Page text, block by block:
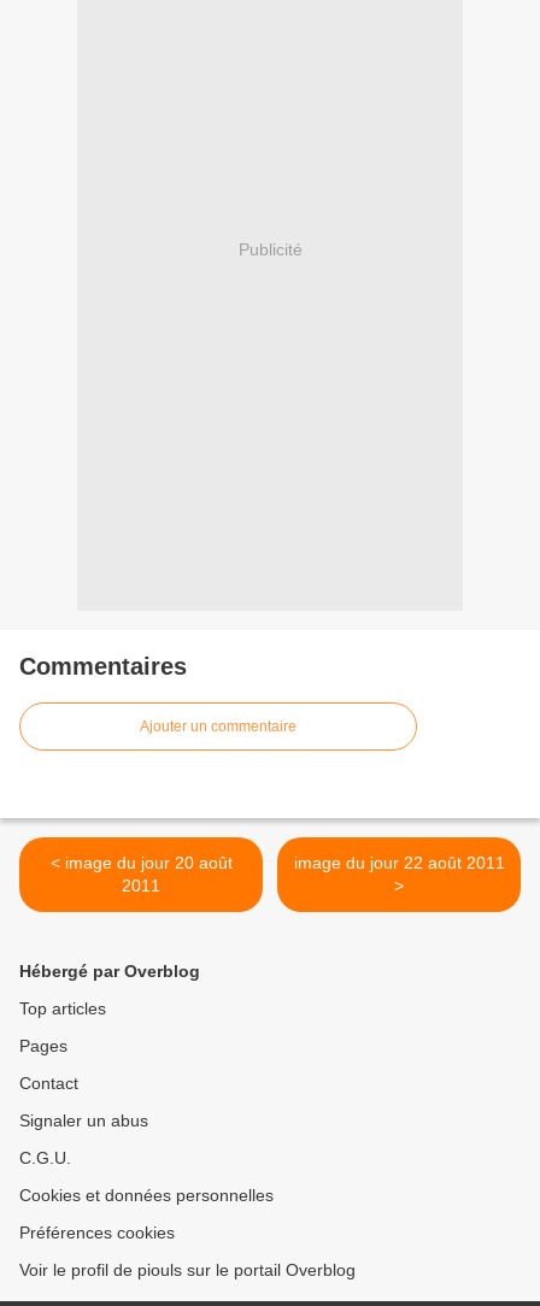
Publicité
Commentaires
Ajouter un commentaire
< image du jour 20 août
2011
image du jour 22 août 2011
>
Hébergé par Overblog
Top articles
Pages
Contact
Signaler un abus
C.G.U.
Cookies et données personnelles
Préférences cookies
Voir le profil de piouls sur le portail Overblog